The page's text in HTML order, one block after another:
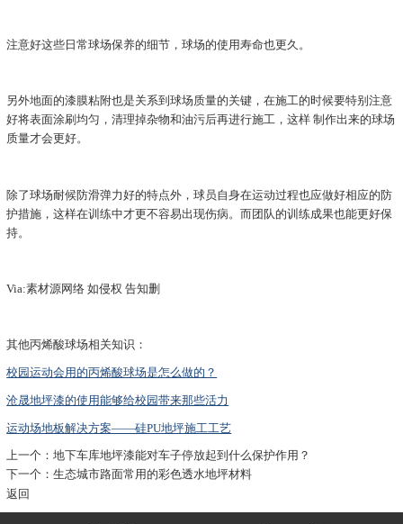
注意好这些日常球场保养的细节，球场的使用寿命也更久。
另外地面的漆膜粘附也是关系到球场质量的关键，在施工的时候要特别注意
好将表面涂刷均匀，清理掉杂物和油污后再进行施工，这样 制作出来的球场
质量才会更好。
除了球场耐候防滑弹力好的特点外，球员自身在运动过程也应做好相应的防
护措施，这样在训练中才更不容易出现伤病。而团队的训练成果也能更好保
持。
Via:素材源网络 如侵权 告知删
其他丙烯酸球场相关知识：
校园运动会用的丙烯酸球场是怎么做的？
沧晟地坪漆的使用能够给校园带来那些活力
运动场地板解决方案——硅PU地坪施工工艺
上一个：地下车库地坪漆能对车子停放起到什么保护作用？
下一个：生态城市路面常用的彩色透水地坪材料
返回